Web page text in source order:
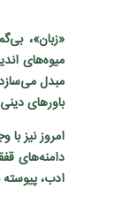
«زبان»،
میوه‌های
مبدل
باورهای
امروز نیز
دامنه‌های
ادب،